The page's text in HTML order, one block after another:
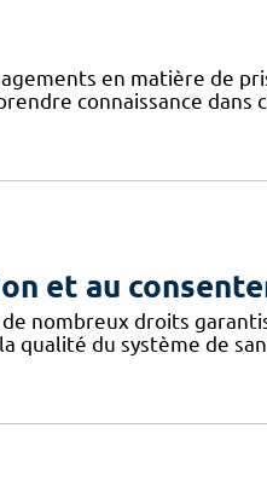
en matière de
connaissance dans
et au
nombreux droits
qualité du système de